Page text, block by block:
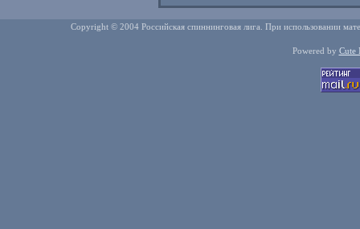
Copyright © 2004 Российская спиннинговая лига. При использовании
Powered by Cute